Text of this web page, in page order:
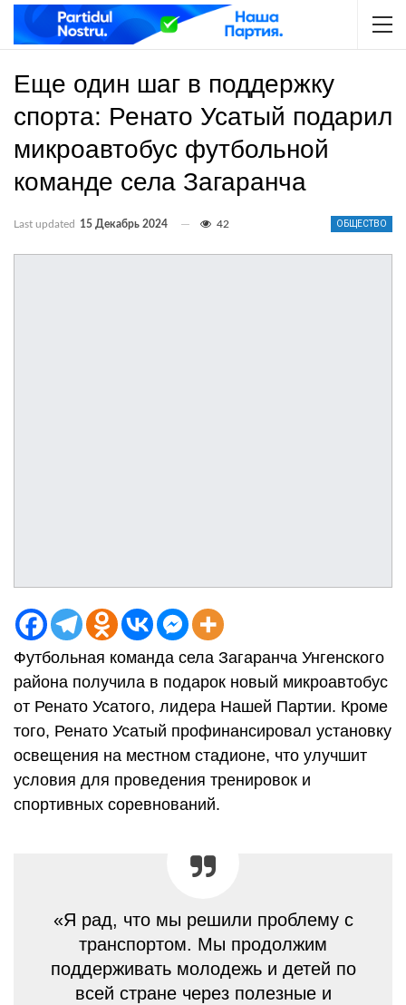
Еще один шаг в поддержку
спорта: Ренато Усатый подарил
микроавтобус футбольной
команде села Загаранча
ОБЩЕСТВО
Last updated 15 Декабрь 2024 42
Футбольная команда села Загаранча Унгенского
района получила в подарок новый микроавтобус
от Ренато Усатого, лидера Нашей Партии. Кроме
того, Ренато Усатый профинансировал установку
освещения на местном стадионе, что улучшит
условия для проведения тренировок и
спортивных соревнований.
«Я рад, что мы решили проблему с
транспортом. Мы продолжим
поддерживать молодежь и детей по
всей стране через полезные и